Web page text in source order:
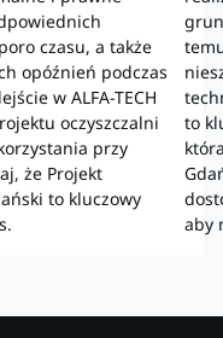
czasu, a także
opóźnień podczas
w ALFA-TECH
oczyszczalni
przy
że Projekt
to kluczowy
to
aby